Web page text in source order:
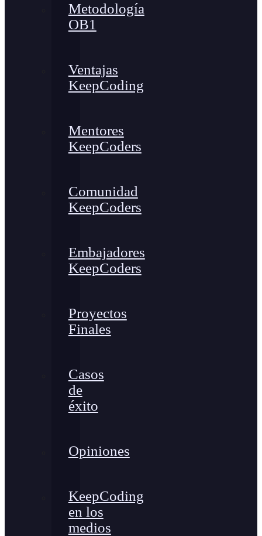
Metodología
OB1
Ventajas
KeepCoding
Mentores
KeepCoders
Comunidad
KeepCoders
Embajadores
KeepCoders
Proyectos
Finales
Casos
de
éxito
Opiniones
KeepCoding
en los
medios